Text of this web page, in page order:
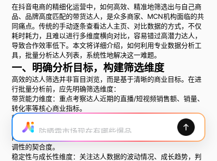
在抖音电商的精细化运营中，如何高效、精准地筛选出与自己商
品、品牌高度匹配的带货达人，是众多商家、MCN机构面临的共
同痛点。传统的手动逐条查看达人主页、对比数据的方式，不仅
耗时耗力，且难以进行多维度横向对比，容易错过高潜力达人，
导致合作效率低下。本文将详细介绍，如何利用专业数据分析工
具，批量分析达人列表，系统性地解决这一难题。
一、明确分析目标，构建筛选维度
高效的达人筛选并非盲目浏览，而是基于清晰的商业目标。在进
行批量分析前，应先明确筛选维度：
带货能力维度：重点考察达人近期的直播/短视频销售额、销量、
转化率等核心商业指标。
粉丝画像维度：分析达人粉丝的性别、年龄、地域、兴趣标签分
布，判断其与目标消费群体是否重合。
内容调性维度：评估达人视频风格、直播风格与产品品类、品牌
调性的契合度。
稳定性与成长性维度：关注达人数据的波动情况、成长趋势，判
防晒霜市场现在有哪些爆品